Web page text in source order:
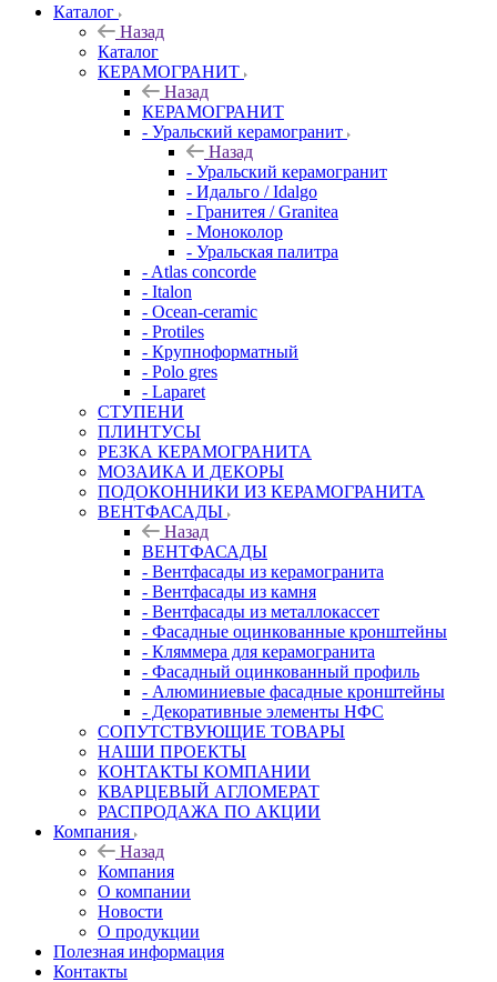
Каталог
Назад
Каталог
КЕРАМОГРАНИТ
Назад
КЕРАМОГРАНИТ
- Уральский керамогранит
Назад
- Уральский керамогранит
- Идальго / Idalgo
- Гранитея / Granitea
- Моноколор
- Уральская палитра
- Atlas concorde
- Italon
- Ocean-ceramic
- Protiles
- Крупноформатный
- Polo gres
- Laparet
СТУПЕНИ
ПЛИНТУСЫ
РЕЗКА КЕРАМОГРАНИТА
МОЗАИКА И ДЕКОРЫ
ПОДОКОННИКИ ИЗ КЕРАМОГРАНИТА
ВЕНТФАСАДЫ
Назад
ВЕНТФАСАДЫ
- Вентфасады из керамогранита
- Вентфасады из камня
- Вентфасады из металлокассет
- Фасадные оцинкованные кронштейны
- Кляммера для керамогранита
- Фасадный оцинкованный профиль
- Алюминиевые фасадные кронштейны
- Декоративные элементы НФС
СОПУТСТВУЮЩИЕ ТОВАРЫ
НАШИ ПРОЕКТЫ
КОНТАКТЫ КОМПАНИИ
КВАРЦЕВЫЙ АГЛОМЕРАТ
РАСПРОДАЖА ПО АКЦИИ
Компания
Назад
Компания
О компании
Новости
О продукции
Полезная информация
Контакты